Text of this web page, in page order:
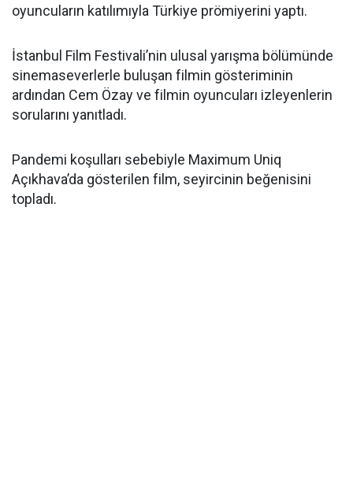
oyuncuların katılımıyla Türkiye prömiyerini yaptı.
İstanbul Film Festivali’nin ulusal yarışma bölümünde
sinemaseverlerle buluşan filmin gösteriminin
ardından Cem Özay ve filmin oyuncuları izleyenlerin
sorularını yanıtladı.
Pandemi koşulları sebebiyle Maximum Uniq
Açıkhava’da gösterilen film, seyircinin beğenisini
topladı.